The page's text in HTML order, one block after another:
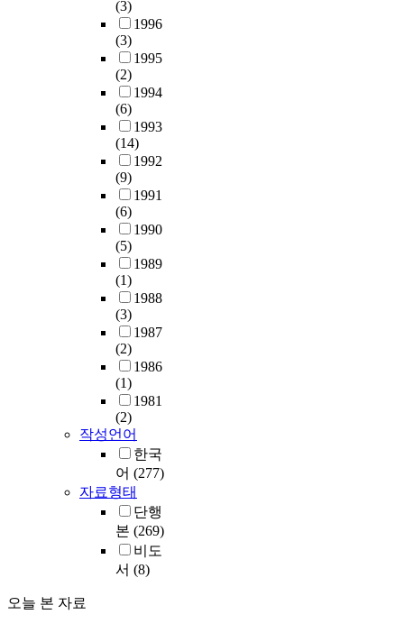
(3)
1996
(3)
1995
(2)
1994
(6)
1993
(14)
1992
(9)
1991
(6)
1990
(5)
1989
(1)
1988
(3)
1987
(2)
1986
(1)
1981
(2)
작성언어
한국
어 (277)
자료형태
단행
본 (269)
비도
서 (8)
오늘 본 자료